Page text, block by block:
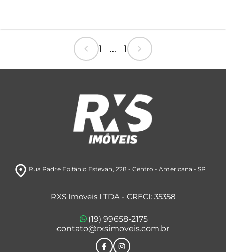
chevron_left 1 ... 1 chevron_right
room Rua Padre Epifânio Estevan, 228 - Centro - Americana - SP
RXS Imoveis LTDA - CRECI: 35358
(19) 99658-2175
contato@rxsimoveis.com.br